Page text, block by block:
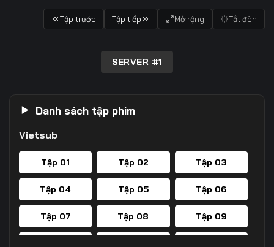
Tập trước Tập tiếp Mở rộng Tắt đèn
SERVER #1
Danh sách tập phim
Vietsub
Tập 01 Tập 02 Tập 03
Tập 04 Tập 05 Tập 06
Tập 07 Tập 08 Tập 09